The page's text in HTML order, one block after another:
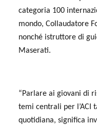
categoria 100
mondo, Collaudatore
nonché istruttore di
Maserati.
“Parlare ai giovani di
temi centrali per l’ACI
quotidiana, significa